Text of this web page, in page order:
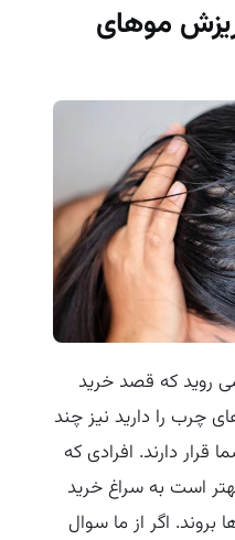
موهای
روید که قصد خرید
چرب را دارید نیز چند
دارند. افرادی که
است به سراغ خرید
اگر از ما سوال